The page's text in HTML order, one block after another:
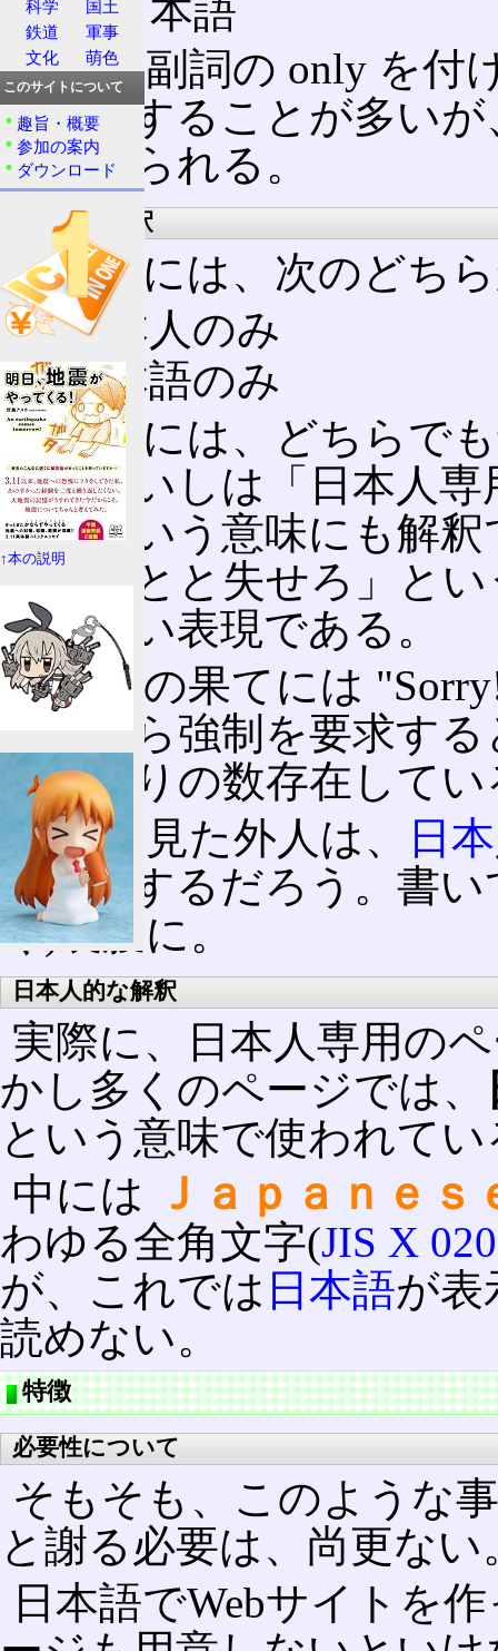
日本語
これに副詞の only を付
を修飾することが多い
が考えられる。
英語的な解釈
英語的には、次のどち
日本人のみ
日本語のみ
英語的には、どちらで
け」ないしは「日本人
り」という意味にも解
はとっとと失せろ」とい
る危うい表現である。
揚げ句の果てには
しながら強制を要求す
もかなりの数存在して
これを見た外人は、
日
と解釈するだろう。書
く)裏腹に。
日本人的な解釈
実際に、日本人専用の
かし多くのページでは、
という意味で使われて
中には
Ｊａｐａｎｅ
わゆる全角文字(JIS X
が、これでは 日本語が表
読めない。
特徴
必要性について
そもそも、このような
と謝る必要は、尚更ない
日本語でWebサイトを
科学
国土
鉄道
軍事
文化
萌色
このサイトについて
趣旨・概要
参加の案内
ダウンロード
↑本の説明